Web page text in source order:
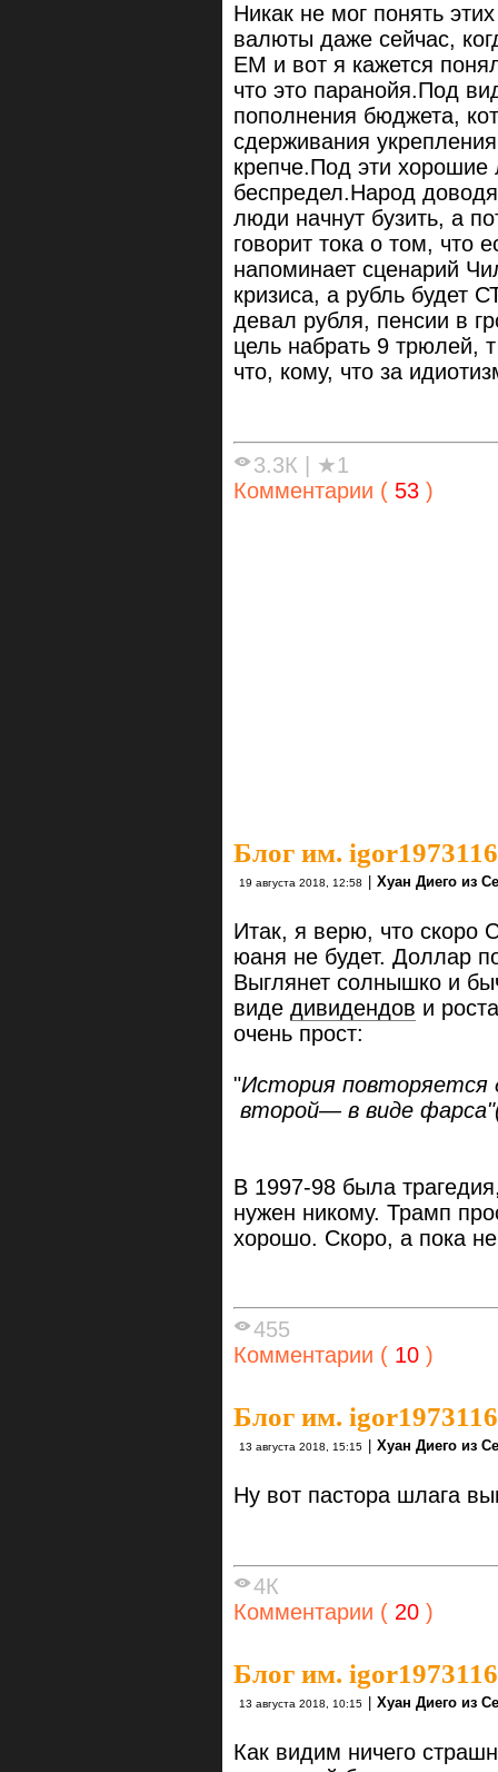
Никак не мог понять
валюты даже сейчас,
ЕМ и вот я кажется
что это паранойя.Под
пополнения бюджета,
сдерживания
крепче.Под эти хорошие
беспредел.Народ
люди начнут бузить, а
говорит тока о том, что
напоминает сценарий
кризиса, а рубль будет
девал рубля, пенсии в
цель набрать 9 трюлей,
что, кому, что за
3.3К | ★1
Комментарии ( 53 )
Блог им. igor1973116
19 августа 2018, 12:58 | Хуан Диего из
Итак, я верю, что скоро
юаня не будет. Доллар
Выглянет солнышко и
виде дивидендов и
очень прост:
"История повторяется
второй— в виде
В 1997-98 была
нужен никому. Трамп
хорошо. Скоро, а пока
455
Комментарии ( 10 )
Блог им. igor1973116
13 августа 2018, 15:15 Хуан Диего из
Ну вот пастора шлага
4К
Комментарии ( 20 )
Блог им. igor1973116
13 августа 2018, 10:15 Хуан Диего из
Как видим ничего